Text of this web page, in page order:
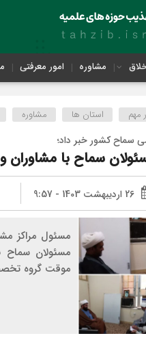
مشاوره امور معرفتی
مهم استان ها مشاوره
سماح کشور خبر داد؛
سماح با مشاوران
26 اردیبهشت 1403 - 9:57
مسئول مراکز
مسئولان سماح
موقت گروه